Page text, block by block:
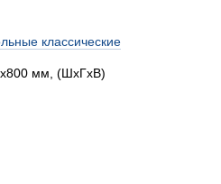
классические
мм, (ШхГхВ)